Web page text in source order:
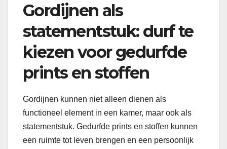
Gordijnen als
statementstuk: durf te
kiezen voor gedurfde
prints en stoffen
Gordijnen kunnen niet alleen dienen als
functioneel element in een kamer, maar ook als
statementstuk. Gedurfde prints en stoffen kunnen
een ruimte tot leven brengen en een persoonlijk